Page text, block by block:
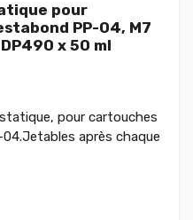
pour
PP-04, M7
x 50 ml
pour cartouches
après chaque